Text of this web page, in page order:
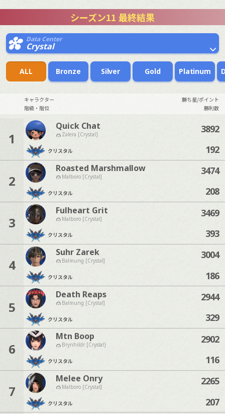
シーズン11 最終結果
Data Center
Crystal
ALL Bronze Silver Gold Platinum
キャラクター
勝ち星/ポイント
階級・階位
勝利数
1
Quick Chat
Zalera [Crystal]
クリスタル
3892
192
2
Roasted Marshmallow
Malboro [Crystal]
クリスタル
3474
208
3
Fulheart Grit
Malboro [Crystal]
クリスタル
3469
393
4
Suhr Zarek
Balmung [Crystal]
クリスタル
3004
186
5
Death Reaps
Balmung [Crystal]
クリスタル
2944
329
6
Mtn Boop
Brynhildr [Crystal]
クリスタル
2902
116
7
Melee Onry
Malboro [Crystal]
クリスタル
2265
207